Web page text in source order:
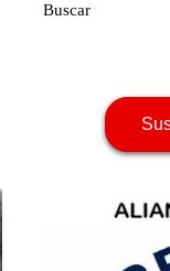
Buscar